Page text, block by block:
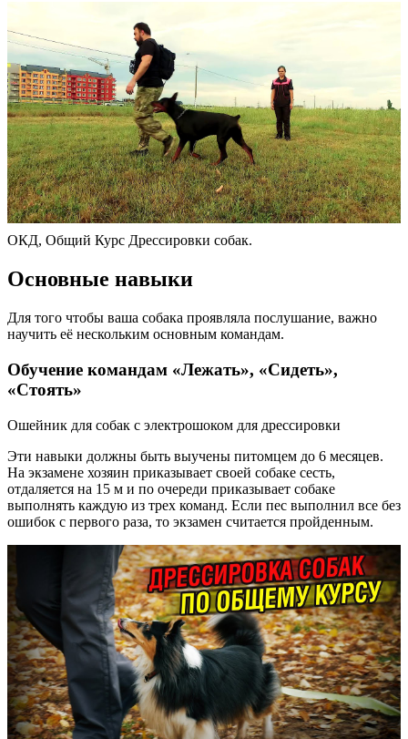
ОКД, Общий Курс Дрессировки собак.
Основные навыки
Для того чтобы ваша собака проявляла послушание, важно
научить её нескольким основным командам.
Обучение командам «Лежать», «Сидеть»,
«Стоять»
Ошейник для собак с электрошоком для дрессировки
Эти навыки должны быть выучены питомцем до 6 месяцев.
На экзамене хозяин приказывает своей собаке сесть,
отдаляется на 15 м и по очереди приказывает собаке
выполнять каждую из трех команд. Если пес выполнил все без
ошибок с первого раза, то экзамен считается пройденным.